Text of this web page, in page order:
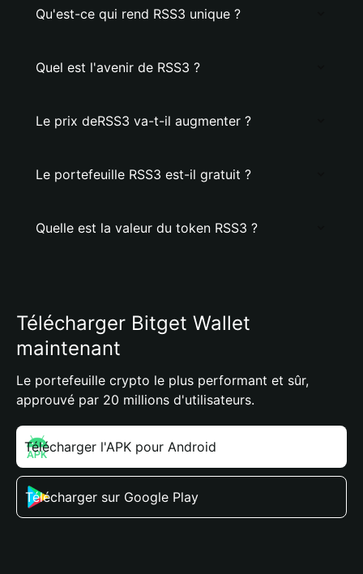
Qu'est-ce qui rend RSS3 unique ?
Quel est l'avenir de RSS3 ?
Le prix deRSS3 va-t-il augmenter ?
Le portefeuille RSS3 est-il gratuit ?
Quelle est la valeur du token RSS3 ?
Télécharger Bitget Wallet
maintenant
Le portefeuille crypto le plus performant et sûr,
approuvé par 20 millions d'utilisateurs.
Télécharger l'APK pour Android
Télécharger sur Google Play